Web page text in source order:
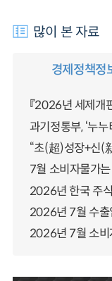
많이 본 자료
경제정책정
『2026년 세제개
과기정통부, ‘누
“초(超)성장+신(
7월 소비자물가
2026년 한국 주
2026년 7월 수출
2026년 7월 소비